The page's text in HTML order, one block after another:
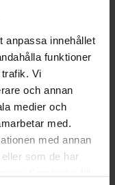
anpassa innehållet
funktioner
Vi
och annan
medier och
med.
med annan
som de har